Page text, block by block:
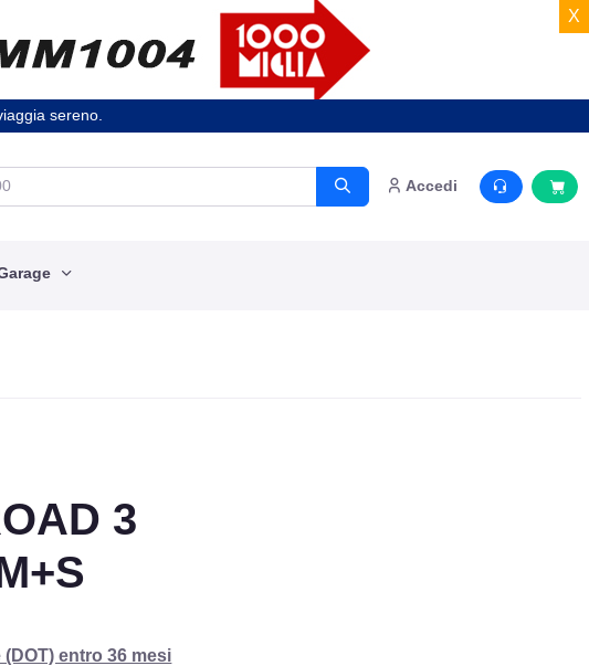
X
sereno.
Accedi
3
entro 36 mesi